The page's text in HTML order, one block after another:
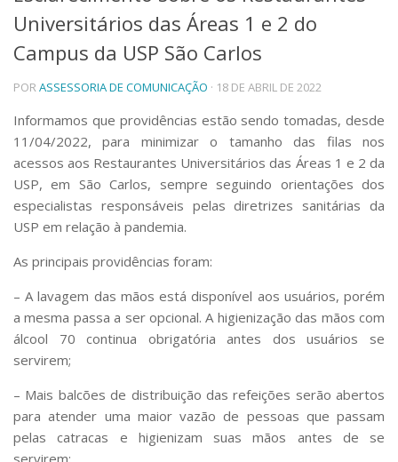
Telefones e Mapas
Pessoas
Ensino
Graduação
Educação a distância
Cursos de Extensão
Pesquisa e Inovação
Linhas de Pesquisa
Centros, Núcleos e Projetos em Rede
Pós-doutorado
Iniciação Científica
Transferência de Tecnologia
Empresas Juniores
Extensão à Comunidade
Projetos, Programas e Cursos
Artes, Cultura e Esportes
Bibliotecas
Apoio ao Estudante
Universitários das Áreas 1 e 2 do
Campus da USP São Carlos
PORASSESSORIA DE COMUNICAÇÃO · 18 DE ABRIL DE 2022
Informamos que providências estão sendo tomadas, desde
11/04/2022, para minimizar o tamanho das filas nos
acessos aos Restaurantes Universitários das Áreas 1 e 2 da
USP, em São Carlos, sempre seguindo orientações dos
especialistas responsáveis pelas diretrizes sanitárias da
USP em relação à pandemia.
As principais providências foram:
– A lavagem das mãos está disponível aos usuários, porém
a mesma passa a ser opcional. A higienização das mãos com
álcool 70 continua obrigatória antes dos usuários se
servirem;
– Mais balcões de distribuição das refeições serão abertos
para atender uma maior vazão de pessoas que passam
pelas catracas e higienizam suas mãos antes de se
servirem;